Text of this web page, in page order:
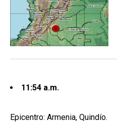
11:54 a.m.
Epicentro: Armenia, Quindío.